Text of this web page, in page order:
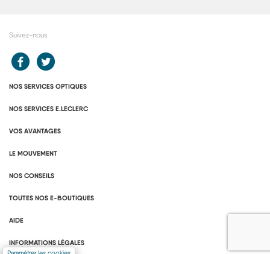
Suivez-nous
Redirection vers le compte Facebook E.Leclerc
NOS SERVICES OPTIQUES
NOS SERVICES E.LECLERC
VOS AVANTAGES
LE MOUVEMENT
NOS CONSEILS
TOUTES NOS E-BOUTIQUES
AIDE
INFORMATIONS LÉGALES